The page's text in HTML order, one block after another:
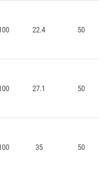
22.4 50
27.1 50
35 50